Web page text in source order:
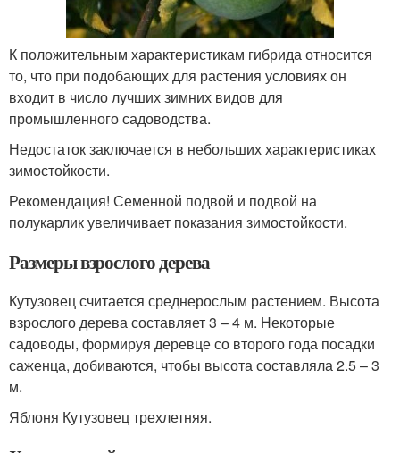
К положительным характеристикам гибрида относится
то, что при подобающих для растения условиях он
входит в число лучших зимних видов для
промышленного садоводства.
Недостаток заключается в небольших характеристиках
зимостойкости.
Рекомендация! Семенной подвой и подвой на
полукарлик увеличивает показания зимостойкости.
Размеры взрослого дерева
Кутузовец считается среднерослым растением. Высота
взрослого дерева составляет 3 – 4 м. Некоторые
садоводы, формируя деревце со второго года посадки
саженца, добиваются, чтобы высота составляла 2.5 – 3
м.
Яблоня Кутузовец трехлетняя.